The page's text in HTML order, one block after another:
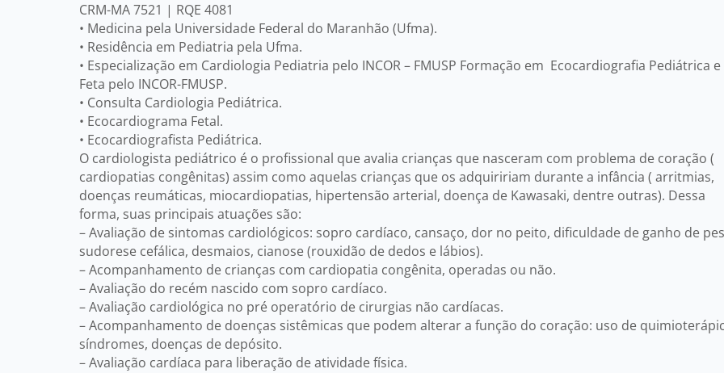
CRM-MA 7521 | RQE 4081
• Medicina pela Universidade Federal do Maranhão (Ufma).
• Residência em Pediatria pela Ufma.
• Especialização em Cardiologia Pediatria pelo INCOR – FMUSP Formação em Ecocardiografia Pediátrica e
Feta pelo INCOR-FMUSP.
• Consulta Cardiologia Pediátrica.
• Ecocardiograma Fetal.
• Ecocardiografista Pediátrica.
O cardiologista pediátrico é o profissional que avalia crianças que nasceram com problema de coração (
cardiopatias congênitas) assim como aquelas crianças que os adquiririam durante a infância ( arritmias,
doenças reumáticas, miocardiopatias, hipertensão arterial, doença de Kawasaki, dentre outras). Dessa
forma, suas principais atuações são:
– Avaliação de sintomas cardiológicos: sopro cardíaco, cansaço, dor no peito, dificuldade de ganho de
sudorese cefálica, desmaios, cianose (rouxidão de dedos e lábios).
– Acompanhamento de crianças com cardiopatia congênita, operadas ou não.
– Avaliação do recém nascido com sopro cardíaco.
– Avaliação cardiológica no pré operatório de cirurgias não cardíacas.
– Acompanhamento de doenças sistêmicas que podem alterar a função do coração: uso de
síndromes, doenças de depósito.
– Avaliação cardíaca para liberação de atividade física.